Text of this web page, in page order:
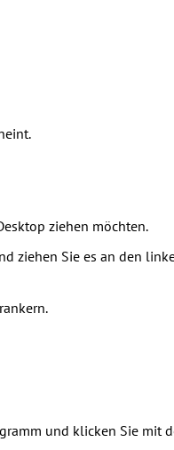
ziehen möchten.
ziehen Sie es an den
und klicken Sie mit